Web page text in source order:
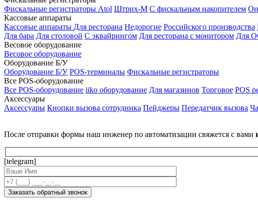
Фискальные регистраторы Atol Штрих-М С фискальным накопителем
Кассовые аппараты
Кассовые аппараты Для ресторана Недорогие Российского производства
Для бара Для столовой С эквайрингом Для ресторана с монитором Для
Весовое оборудование
Весовое оборудование
Оборудование Б/У
Оборудование Б/У POS-терминалы Фискальные регистраторы
Все POS-оборудование
Все POS-оборудование iiko оборудование Для магазинов Торговое POS
Аксессуары
Аксессуары Кнопки вызова сотрудника Пейджеры Передатчик вызова
После отправки формы наш инженер по автоматизации свяжется с вами
[telegram]